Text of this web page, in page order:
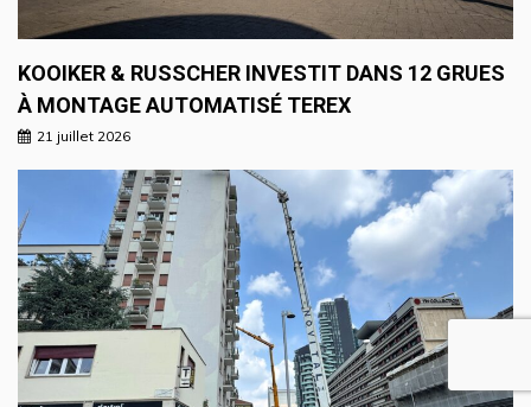
KOOIKER & RUSSCHER INVESTIT DANS 12 GRUES
À MONTAGE AUTOMATISÉ TEREX
21 juillet 2026